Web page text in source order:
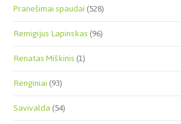
Pranešimai spaudai(528)
Remigijus Lapinskas(96)
Renatas Miškinis(1)
Renginiai(93)
Savivalda(54)